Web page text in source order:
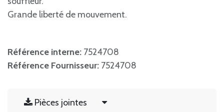
Grande liberté de mouvement.
Référence interne: 7524708
Référence Fournisseur: 7524708
Pièces jointes